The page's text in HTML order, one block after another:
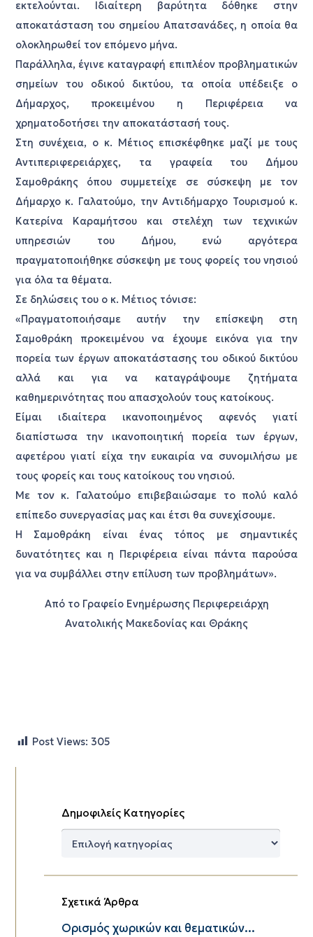
εκτελούνται. Ιδιαίτερη βαρύτητα δόθηκε στην
αποκατάσταση του σημείου Απατσανάδες, η οποία θα
ολοκληρωθεί τον επόμενο μήνα.
Παράλληλα, έγινε καταγραφή επιπλέον προβληματικών
σημείων του οδικού δικτύου, τα οποία υπέδειξε ο
Δήμαρχος, προκειμένου η Περιφέρεια να
χρηματοδοτήσει την αποκατάστασή τους.
Στη συνέχεια, ο κ. Μέτιος επισκέφθηκε μαζί με τους
Αντιπεριφερειάρχες, τα γραφεία του Δήμου
Σαμοθράκης όπου συμμετείχε σε σύσκεψη με τον
Δήμαρχο κ. Γαλατούμο, την Αντιδήμαρχο Τουρισμού κ.
Κατερίνα Καραμήτσου και στελέχη των τεχνικών
υπηρεσιών του Δήμου, ενώ αργότερα
πραγματοποιήθηκε σύσκεψη με τους φορείς του νησιού
για όλα τα θέματα.
Σε δηλώσεις του ο κ. Μέτιος τόνισε:
«Πραγματοποιήσαμε αυτήν την επίσκεψη στη
Σαμοθράκη προκειμένου να έχουμε εικόνα για την
πορεία των έργων αποκατάστασης του οδικού δικτύου
αλλά και για να καταγράψουμε ζητήματα
καθημερινότητας που απασχολούν τους κατοίκους.
Είμαι ιδιαίτερα ικανοποιημένος αφενός γιατί
διαπίστωσα την ικανοποιητική πορεία των έργων,
αφετέρου γιατί είχα την ευκαιρία να συνομιλήσω με
τους φορείς και τους κατοίκους του νησιού.
Με τον κ. Γαλατούμο επιβεβαιώσαμε το πολύ καλό
επίπεδο συνεργασίας μας και έτσι θα συνεχίσουμε.
Η Σαμοθράκη είναι ένας τόπος με σημαντικές
δυνατότητες και η Περιφέρεια είναι πάντα παρούσα
για να συμβάλλει στην επίλυση των προβλημάτων».
Από το Γραφείο Ενημέρωσης Περιφερειάρχη
Ανατολικής Μακεδονίας και Θράκης
Post Views: 305
Δημοφιλείς Κατηγορίες
Δημοφιλείς
Σχετικά Άρθρα
Ορισμός χωρικών και θεματικών...